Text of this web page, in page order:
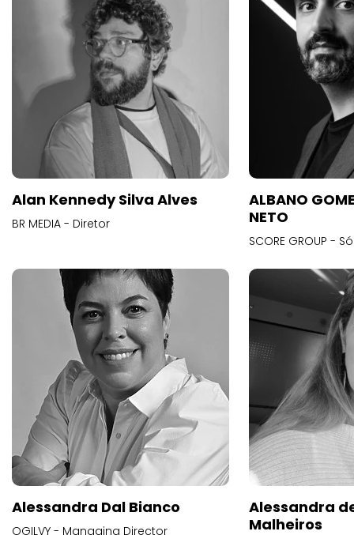
Alan Kennedy Silva Alves
BR MEDIA - Diretor
ALBANO
NETO
SCORE GROUP -
Alessandra Dal Bianco
OGILVY - Managing Director
Alessandra
Malheiros